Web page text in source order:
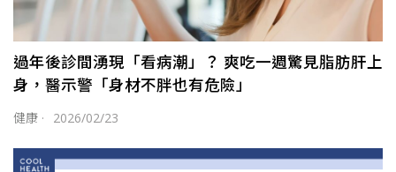
過年後診間湧現「看病潮」？ 爽吃一週驚見脂肪肝上
身，醫示警「身材不胖也有危險」
健康 · 2026/02/23